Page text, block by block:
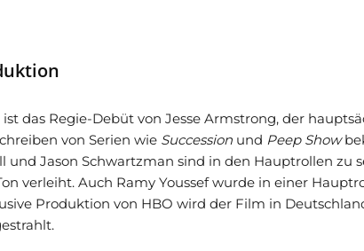
das Regie-Debüt von Jesse Armstrong, der
von Serien wie Succession und Peep Show
und Jason Schwartzman sind in den Hauptrollen zu
verleiht. Auch Ramy Youssef wurde in einer
Produktion von HBO wird der Film in